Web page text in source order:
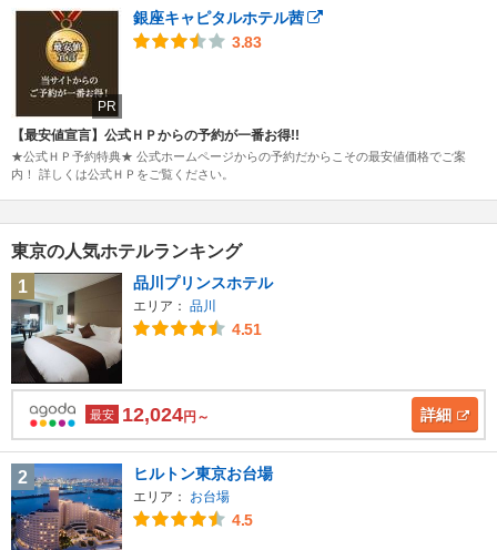
PR
銀座キャピタルホテル茜
3.83
【最安値宣言】公式ＨＰからの予約が一番お得!!
★公式ＨＰ予約特典★ 公式ホームページからの予約だからこその最安値価格でご案
内！ 詳しくは公式ＨＰをご覧ください。
東京の人気ホテルランキング
1
品川プリンスホテル
エリア： 品川
4.51
最安 12,024円～ 詳細
2 ヒルトン東京お台場
エリア： お台場
4.5